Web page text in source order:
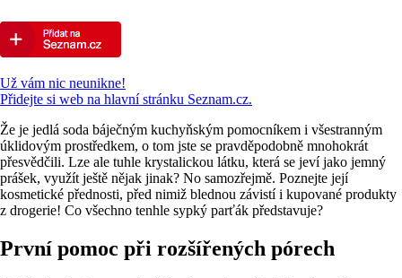
Už vám nic neunikne!
Přidejte si web na hlavní stránku Seznam.cz.
Že je jedlá soda báječným kuchyňským pomocníkem i všestranným
úklidovým prostředkem, o tom jste se pravděpodobně mnohokrát
přesvědčili. Lze ale tuhle krystalickou látku, která se jeví jako jemný
prášek, využít ještě nějak jinak? No samozřejmě. Poznejte její
kosmetické přednosti, před nimiž blednou závistí i kupované produkty
z drogerie! Co všechno tenhle sypký parťák představuje?
První pomoc při rozšířených pórech